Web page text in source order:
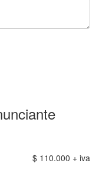
$ 110.000 + iva